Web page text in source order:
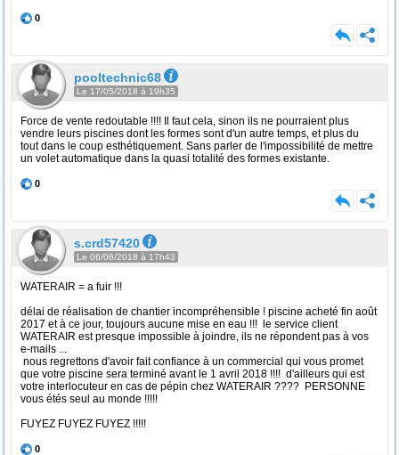
0
pooltechnic68
Le 17/05/2018 à 19h35
Force de vente redoutable !!!! Il faut cela, sinon ils ne pourraient plus
vendre leurs piscines dont les formes sont d'un autre temps, et plus du
tout dans le coup esthétiquement. Sans parler de l'impossibilité de mettre
un volet automatique dans la quasi totalité des formes existante.
0
s.crd57420
Le 06/06/2018 à 17h43
WATERAIR = a fuir !!!
délai de réalisation de chantier incompréhensible ! piscine acheté fin août
2017 et à ce jour, toujours aucune mise en eau !!! le service client
WATERAIR est presque impossible à joindre, ils ne répondent pas à vos
e-mails ...
nous regrettons d'avoir fait confiance à un commercial qui vous promet
que votre piscine sera terminé avant le 1 avril 2018 !!!! d'ailleurs qui est
votre interlocuteur en cas de pépin chez WATERAIR ???? PERSONNE
vous étés seul au monde !!!!!
FUYEZ FUYEZ FUYEZ !!!!!
0